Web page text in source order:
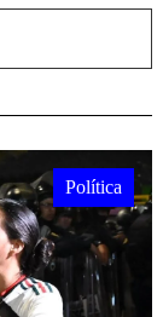
Política